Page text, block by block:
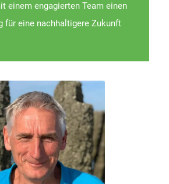
einem engagierten Team einen
für eine nachhaltigere Zukunft